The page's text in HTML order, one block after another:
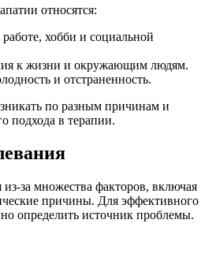
относятся:
хобби и социальной
к жизни и окружающим людям.
и отстраненность.
по разным причинам и
подхода в терапии.
за множества факторов, включая
причины. Для эффективного
определить источник проблемы.